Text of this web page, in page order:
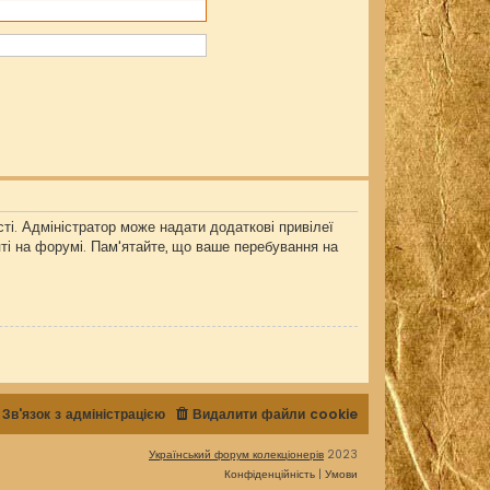
Адміністратор може надати додаткові привілеї
на форумі. Пам'ятайте, що ваше перебування на
Видалити файли cookie
Зв'язок з адміністрацією
Український форум колекціонерів 2023
Конфіденційність | Умови